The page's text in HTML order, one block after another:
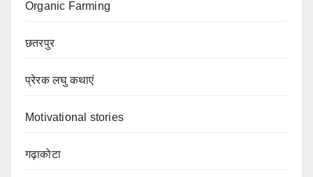
Organic Farming
छतरपुर
प्रेरक लघु कथाएं
Motivational stories
गढ़ाकोटा